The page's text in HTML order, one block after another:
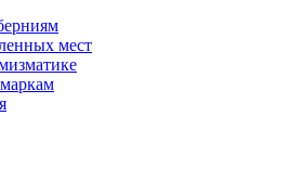
мест